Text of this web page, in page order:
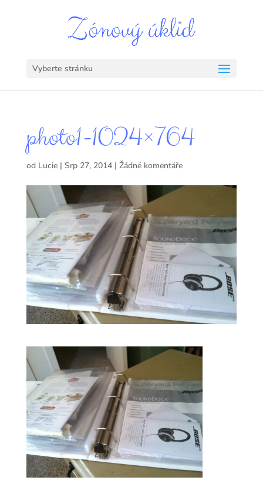
Vyberte stránku
photo1-1024×764
od Lucie| Srp 27, 2014| Žádné komentáře